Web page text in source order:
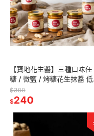
【寶地花生醬】三種口味任
糖 / 微鹽 / 烤糖花生抹醬 低
擔 新鮮現磨 天然食品 副食品
透明成份
$300
$240